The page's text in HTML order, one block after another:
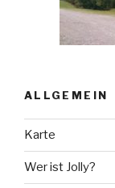
ALLGEMEIN
Karte
Wer ist Jolly?